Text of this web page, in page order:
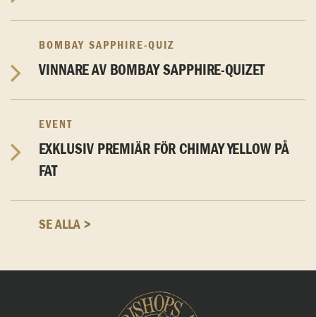
BOMBAY SAPPHIRE-QUIZ
VINNARE AV BOMBAY SAPPHIRE-QUIZET
EVENT
EXKLUSIV PREMIÄR FÖR CHIMAY YELLOW PÅ
FAT
SE ALLA >